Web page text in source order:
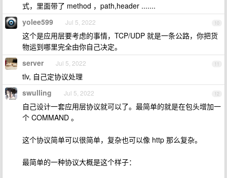
式，里面带了 method ，path,header .......
10
yolee599 Jul 5, 2022
这个是应用层要考虑的事情，TCP/UDP 就是一条公路，你把货
物运到哪里完全由你自己决定。
11
server Jul 5, 2022
tlv, 自己定协议处理
12
swulling Jul 5, 2022
自己设计一套应用层协议就可以了。最简单的就是在包头增加一
个 COMMAND 。
这个协议简单可以很简单，复杂也可以像 http 那么复杂。
最简单的一种协议大概是这个样子：